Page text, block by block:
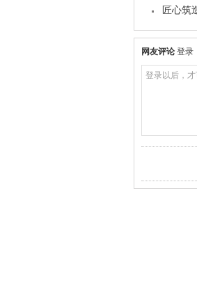
匠心筑
网友评论 登录
登录以后，